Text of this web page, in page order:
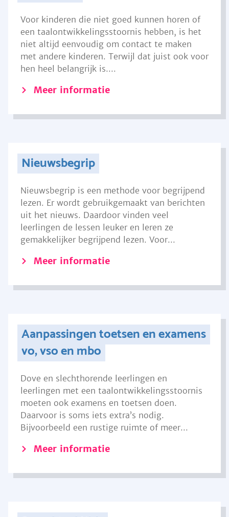
Voor kinderen die niet goed kunnen horen of
een taalontwikkelingsstoornis hebben, is het
niet altijd eenvoudig om contact te maken
met andere kinderen. Terwijl dat juist ook voor
hen heel belangrijk is....
Meer informatie
Nieuwsbegrip
Nieuwsbegrip is een methode voor begrijpend
lezen. Er wordt gebruikgemaakt van berichten
uit het nieuws. Daardoor vinden veel
leerlingen de lessen leuker en leren ze
gemakkelijker begrijpend lezen. Voor...
Meer informatie
Aanpassingen toetsen en examens
vo, vso en mbo
Dove en slechthorende leerlingen en
leerlingen met een taalontwikkelingsstoornis
moeten ook examens en toetsen doen.
Daarvoor is soms iets extra’s nodig.
Bijvoorbeeld een rustige ruimte of meer...
Meer informatie